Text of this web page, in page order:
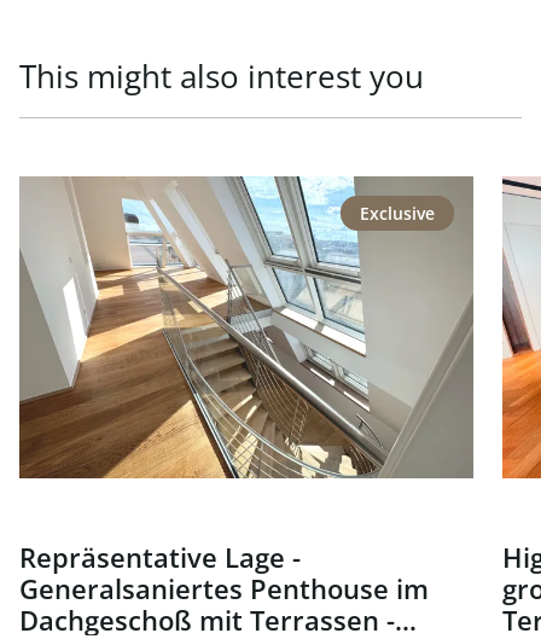
This might also interest you
link to page Repräsentative Lage - Generalsaniertes
Exclusive
Repräsentative Lage -
Generalsaniertes Penthouse im
Dachgeschoß mit Terrassen -
link